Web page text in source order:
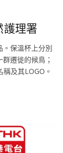
理署
。保溫杯上分別
遷徙的候鳥；
及其LOGO。